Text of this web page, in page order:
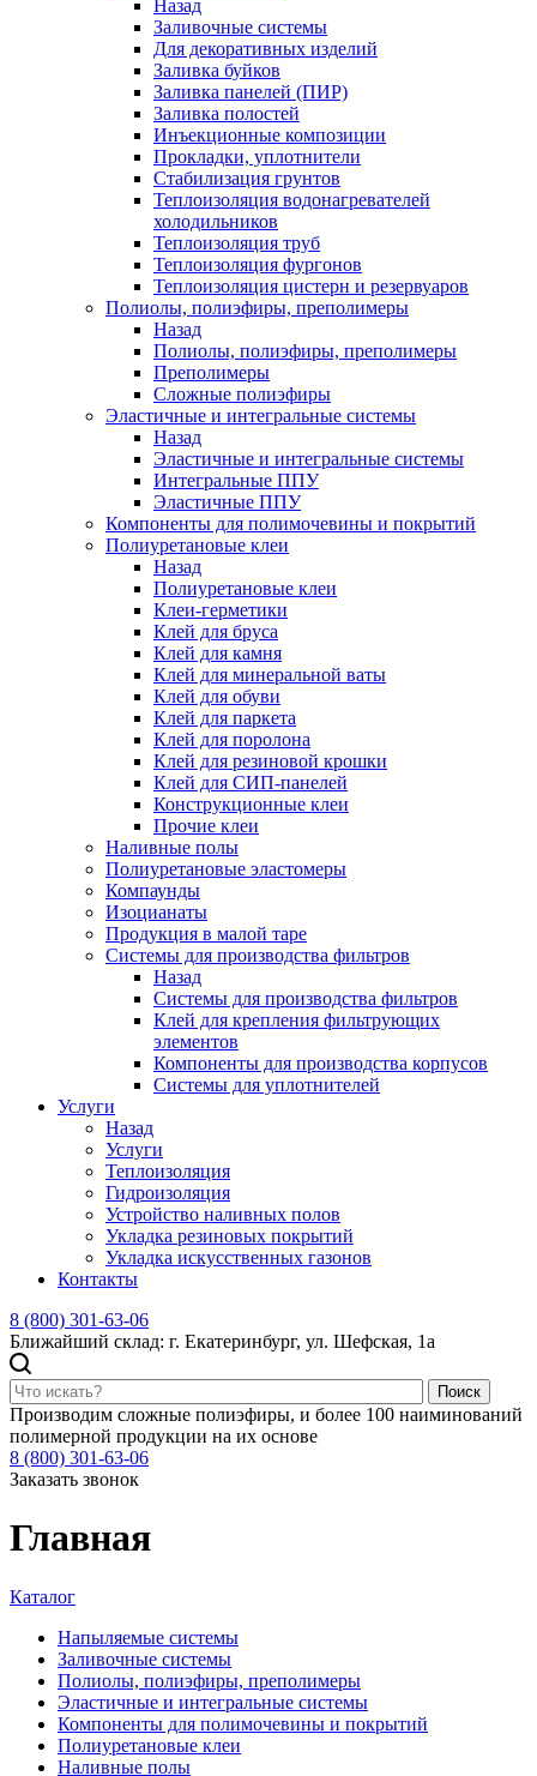
Назад
Заливочные системы
Для декоративных изделий
Заливка буйков
Заливка панелей (ПИР)
Заливка полостей
Инъекционные композиции
Прокладки, уплотнители
Стабилизация грунтов
Теплоизоляция водонагревателей
холодильников
Теплоизоляция труб
Теплоизоляция фургонов
Теплоизоляция цистерн и резервуаров
Полиолы, полиэфиры, преполимеры
Назад
Полиолы, полиэфиры, преполимеры
Преполимеры
Сложные полиэфиры
Эластичные и интегральные системы
Назад
Эластичные и интегральные системы
Интегральные ППУ
Эластичные ППУ
Компоненты для полимочевины и покрытий
Полиуретановые клеи
Назад
Полиуретановые клеи
Клеи-герметики
Клей для бруса
Клей для камня
Клей для минеральной ваты
Клей для обуви
Клей для паркета
Клей для поролона
Клей для резиновой крошки
Клей для СИП-панелей
Конструкционные клеи
Прочие клеи
Наливные полы
Полиуретановые эластомеры
Компаунды
Изоцианаты
Продукция в малой таре
Системы для производства фильтров
Назад
Системы для производства фильтров
Клей для крепления фильтрующих
элементов
Компоненты для производства корпусов
Системы для уплотнителей
Услуги
Назад
Услуги
Теплоизоляция
Гидроизоляция
Устройство наливных полов
Укладка резиновых покрытий
Укладка искусственных газонов
Контакты
8 (800) 301-63-06
Ближайший склад: г. Екатеринбург, ул. Шефская, 1а
Поиск
Производим сложные полиэфиры, и более 100 наиминований
полимерной продукции на их основе
8 (800) 301-63-06
Заказать звонок
Главная
Каталог
Напыляемые системы
Заливочные системы
Полиолы, полиэфиры, преполимеры
Эластичные и интегральные системы
Компоненты для полимочевины и покрытий
Полиуретановые клеи
Наливные полы